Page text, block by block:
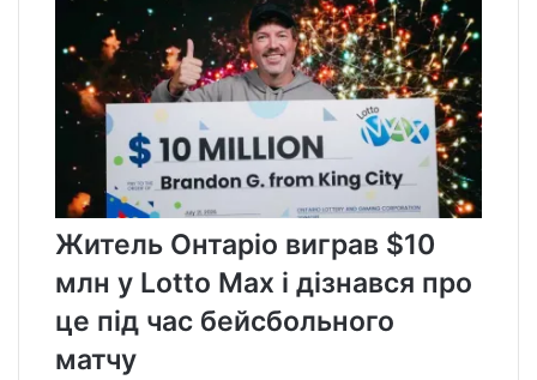
Житель Онтаріо виграв $10
млн у Lotto Max і дізнався про
це під час бейсбольного
матчу